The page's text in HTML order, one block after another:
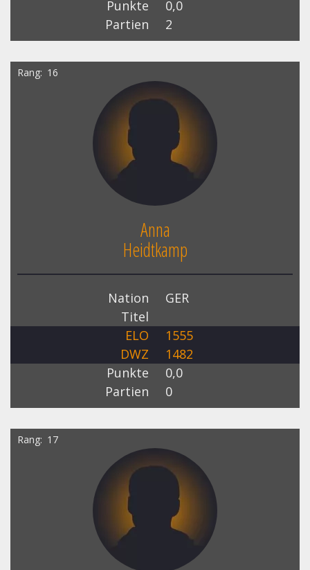
Punkte
0,0
Partien
2
Rang 16
Anna
Heidtkamp
Nation
GER
Titel
ELO
1555
DWZ
1482
Punkte
0,0
Partien
0
Rang 17